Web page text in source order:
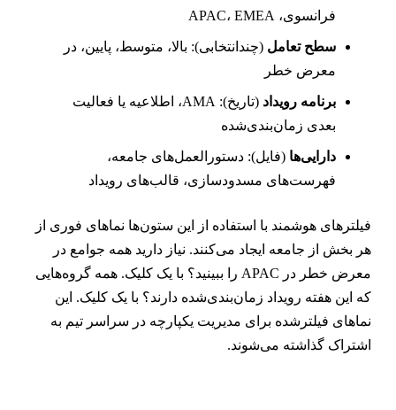
فرانسوی، APAC، EMEA
سطح تعامل(چندانتخابی): بالا، متوسط، پایین، در
معرض خطر
برنامه رویداد
(تاریخ): AMA، اطلاعیه یا فعالیت
بعدی زمان‌بندی‌شده
دارایی‌ها (فایل): دستورالعمل‌های جامعه،
فهرست‌های مسدودسازی، قالب‌های رویداد
هوشمند با استفاده از این ستون‌ها نماهای فوری از
بخش از جامعه ایجاد می‌کنند. نیاز دارید همه جوامع در
معرض خطر در APAC را ببینید؟ با یک کلیک. همه گروه‌هایی
این هفته رویداد زمان‌بندی‌شده دارند؟ با یک کلیک. این
فیلترشده برای مدیریت یکپارچه در سراسر تیم به
گذاشته می‌شوند.